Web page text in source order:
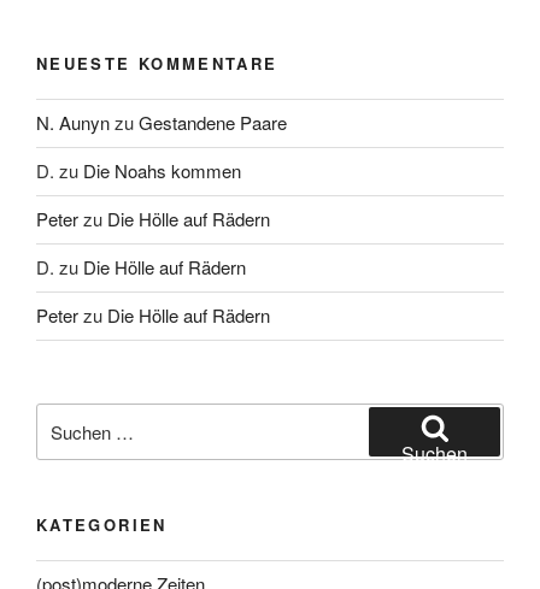
NEUESTE KOMMENTARE
N. AunynzuGestandene Paare
D. zu Die Noahs kommen
Peterzu Die Hölle auf Rädern
D. zu Die Hölle auf Rädern
Peterzu Die Hölle auf Rädern
nach:
Suchen
KATEGORIEN
(post)moderne Zeiten